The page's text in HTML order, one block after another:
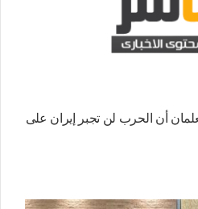
أن الحرب لن تجبر إيران على